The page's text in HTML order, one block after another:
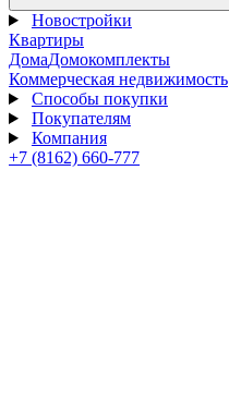
Новостройки
Квартиры
ДомаДомокомплекты
Коммерческая недвижимость
Способы покупки
Покупателям
Компания
+7 (8162) 660-777